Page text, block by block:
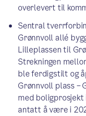
overlevert til
Sentral
Grønnvoll allé
Lilleplassen til
Strekningen
ble ferdigstilt og
Grønnvoll plass –
med
antatt å være i